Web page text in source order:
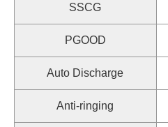
SSCG
PGOOD
Auto Discharge
Anti-ringing